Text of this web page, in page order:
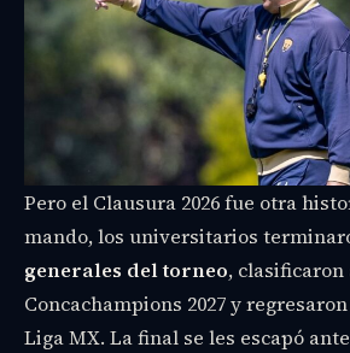
Pero el Clausura 2026 fue otra
mando, los universitarios
generales del torneo, clasificaron
Concachampions 2027 y
Liga MX. La final se les escapó